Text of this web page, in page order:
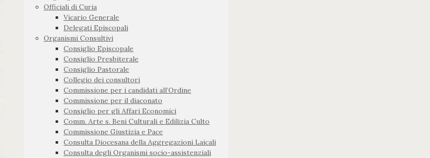
Officiali di Curia
Vicario Generale
Delegati Episcopali
Organismi Consultivi
Consiglio Episcopale
Consiglio Presbiterale
Consiglio Pastorale
Collegio dei consultori
Commissione per i candidati all’Ordine
Commissione per il diaconato
Consiglio per gli Affari Economici
Comm. Arte s. Beni Culturali e Edilizia Culto
Commissione Giustizia e Pace
Consulta Diocesana della Aggregazioni Laicali
Consulta degli Organismi socio-assistenziali